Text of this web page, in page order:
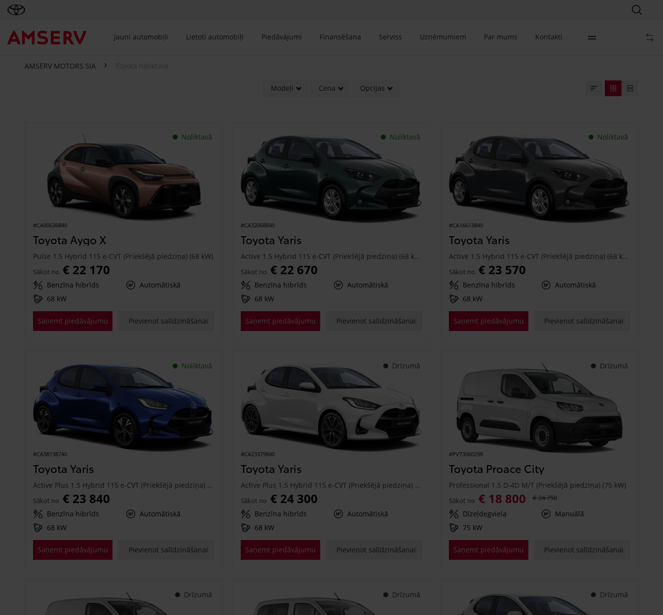
Jauni automobiļi Lietoti automobiļi Piedāvājumi Finansēšana Serviss Uzņēmumiem Par mums Kontakti
AMSERV MOTORS SIA Toyota noliktava
Modeļi Cena Opcijas
Noliktavā
#CA00636840
Toyota Aygo X
Pulse 1.5 Hybrid 115 e-CVT (Priekšējā piedziņa) (68 kW)
Sākot no € 22 170
Benzīna hibrīds
Automātiskā
68 kW
Saņemt piedāvājumu Pievienot salīdzināšanai
Noliktavā
#CA32068840
Toyota Yaris
Active 1.5 Hybrid 115 e-CVT (Priekšējā piedziņa) (68 kW)
Sākot no € 22 670
Benzīna hibrīds
Automātiskā
68 kW
Saņemt piedāvājumu Pievienot salīdzināšanai
Noliktavā
#CA16613840
Toyota Yaris
Active 1.5 Hybrid 115 e-CVT (Priekšējā piedziņa) (68 kW)
Sākot no € 23 570
Benzīna hibrīds
Automātiskā
68 kW
Saņemt piedāvājumu Pievienot salīdzināšanai
Noliktavā
#CA38138740
Toyota Yaris
Active Plus 1.5 Hybrid 115 e-CVT (Priekšējā piedziņa) (68 kW)
Sākot no € 23 840
Benzīna hibrīds
Automātiskā
68 kW
Saņemt piedāvājumu Pievienot salīdzināšanai
Drīzumā
#CA23379840
Toyota Yaris
Active Plus 1.5 Hybrid 115 e-CVT (Priekšējā piedziņa) (68 kW)
Sākot no € 24 300
Benzīna hibrīds
Automātiskā
68 kW
Saņemt piedāvājumu Pievienot salīdzināšanai
Drīzumā
#PVT3060298
Toyota Proace City
Professional 1.5 D-4D M/T (Priekšējā piedziņa) (75 kW)
Sākot no € 18 800 € 24 750
Dīzeļdegviela
Manuālā
75 kW
Saņemt piedāvājumu Pievienot salīdzināšanai
Drīzumā Drīzumā Drīzumā